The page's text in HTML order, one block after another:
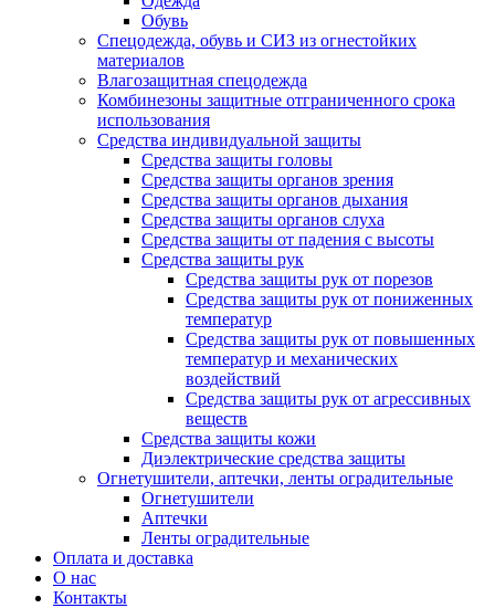
Обувь
Спецодежда, обувь и СИЗ из огнестойких
материалов
Влагозащитная спецодежда
Комбинезоны защитные отграниченного срока
использования
Средства индивидуальной защиты
Средства защиты головы
Средства защиты органов зрения
Средства защиты органов дыхания
Средства защиты органов слуха
Средства защиты от падения с высоты
Средства защиты рук
Средства защиты рук от порезов
Средства защиты рук от пониженных
температур
Средства защиты рук от повышенных
температур и механических
воздействий
Средства защиты рук от агрессивных
веществ
Средства защиты кожи
Диэлектрические средства защиты
Огнетушители, аптечки, ленты оградительные
Огнетушители
Аптечки
Ленты оградительные
Оплата и доставка
О нас
Контакты